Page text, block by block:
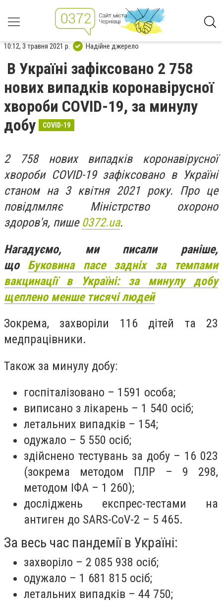
10:12, 3 травня 2021 р. Надійне джерело
В Україні зафіксовано 2 758
нових випадків коронавірусної
хвороби COVID-19, за минулу
добу
COVID-19
2 758 нових випадків коронавірусної
хвороби COVID-19 зафіксовано в Україні
станом на 3 квітня 2021 року. Про це
повідлмляє Міністрство охороно
здоров'я, пише 0372.ua.
Нагадуємо, ми писали раніше,
що Буковина пасе задніх за темпами
вакцинації в Україні: за минулу добу
щеплено менше тисячі людей
Зокрема, захворіли 116 дітей та 23
медпрацівники.
Також за минулу добу:
госпіталізовано – 1591 особа;
виписано з лікарень – 1 540 осіб;
летальних випадків – 154;
одужало – 5 550 осіб;
здійснено тестувань за добу – 16 023
(зокрема методом ПЛР – 9 298,
методом ІФА – 1 260);
досліджень експрес-тестами на
антиген до SARS-CoV-2 – 5 465.
За весь час пандемії в Україні:
захворіло – 2 085 938 осіб;
одужало – 1 681 815 осіб;
летальних випадків – 44 750;